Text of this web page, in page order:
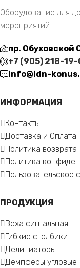
Оборудование для
мероприятий
пр. Обуховской
+7 (905) 218-
info@idn-
ИНФОРМАЦИЯ
Контакты
Доставка и Оплата
Политика возврата
Политика
Пользовательское
ПРОДУКЦИЯ
Веха сигнальная
Гибкие столбики
Делиниаторы
Демпферы угловые